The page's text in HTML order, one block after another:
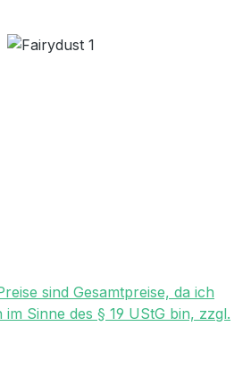
sind Gesamtpreise, da ich
Sinne des § 19 UStG bin, zzgl.